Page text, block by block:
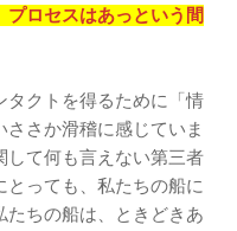
ロセスはあっという間
タクトを得るために「情
さか滑稽に感じていま
して何も言えない第三者
とっても、私たちの船に
たちの船は、ときどきあ